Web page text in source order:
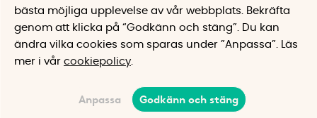
bästa möjliga upplevelse av vår webbplats.
Bekräfta
genom att klicka på “Godkänn och stäng”. Du kan
ändra vilka cookies som sparas under ”Anpassa”.
Läs
mer i vår cookiepolicy
Anpassa Godkänn och stäng